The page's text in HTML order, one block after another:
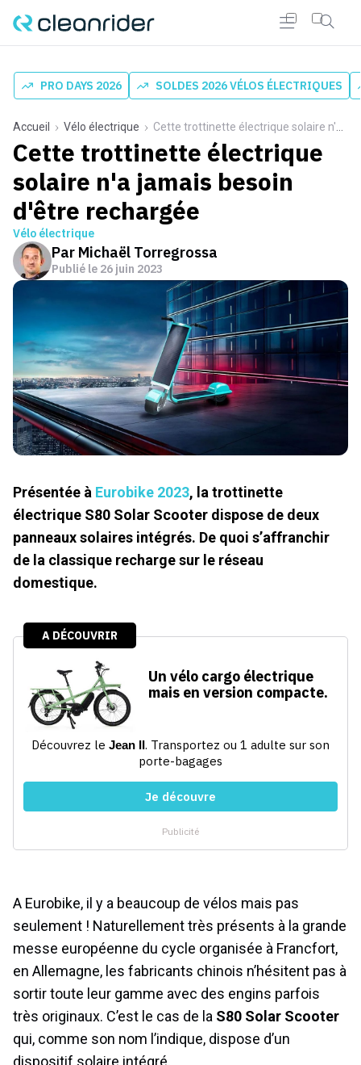
PRO DAYS 2026 SOLDES 2026 VÉLOS ÉLECTRIQUES
Accueil Vélo électrique Cette trottinette électrique solaire n'a jamais besoin d'être rechargée
Cette trottinette électrique
solaire n'a jamais besoin
d'être rechargée
Vélo électrique
Par Michaël Torregrossa
Publié le 26 juin 2023
Présentée à Eurobike 2023, la trottinette
électrique S80 Solar Scooter dispose de deux
panneaux solaires intégrés. De quoi s’affranchir
de la classique recharge sur le réseau
domestique.
A Eurobike, il y a beaucoup de vélos mais pas
seulement ! Naturellement très présents à la grande
messe européenne du cycle organisée à Francfort,
en Allemagne, les fabricants chinois n’hésitent pas à
sortir toute leur gamme avec des engins parfois
très originaux. C’est le cas de la S80 Solar Scooter
qui, comme son nom l’indique, dispose d’un
dispositif solaire intégré.